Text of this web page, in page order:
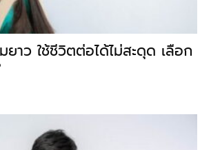
าว ใช้ชีวิตต่อได้ไม่สะดุด เลือก